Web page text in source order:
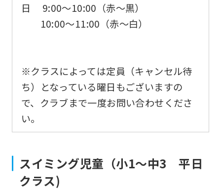
日 9:00〜10:00（赤～黒）
10:00～11:00（赤～白）
※クラスによっては定員（キャンセル待
ち）となっている曜日もございますの
で、クラブまで一度お問い合わせくださ
い。
スイミング児童（小1～中3 平日
クラス)